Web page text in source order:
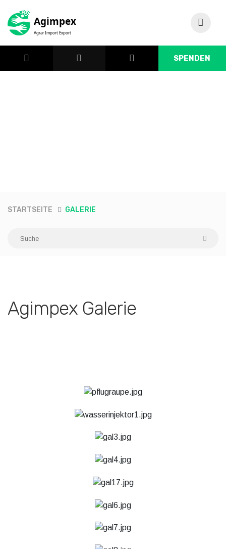
SPENDEN
STARTSEITE GALERIE
Agimpex Galerie